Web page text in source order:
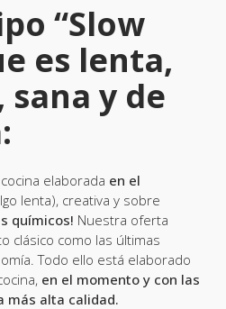
“Slow
es lenta,
y de
elaborada en el
lenta), creativa y sobre
químicos! Nuestra oferta
clásico como las últimas
Todo ello está elaborado
en el momento y con las
más alta calidad.